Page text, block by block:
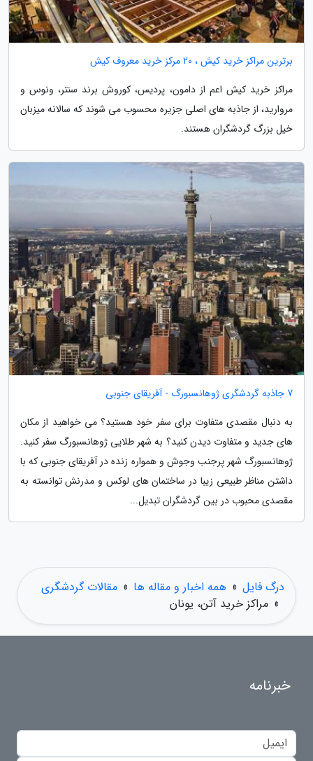
برترین مراکز خرید کیش ، 20 مرکز خرید معروف کیش
مراکز خرید کیش اعم از دامون، پردیس، کوروش برند سنتر، ونوس و
مروارید، از جاذبه های اصلی جزیره محسوب می شوند که سالانه میزبان
خیل بزرگ گردشگران هستند.
7 جاذبه گردشگری ژوهانسبورگ - آفریقای جنوبی
به دنبال مقصدی متفاوت برای سفر خود هستید؟ می خواهید از مکان
های جدید و متفاوت دیدن کنید؟ به شهر طلایی ژوهانسبورگ سفر کنید.
ژوهانسبورگ شهر پرجنب وجوش و همواره زنده در آفریقای جنوبی که با
داشتن مناظر طبیعی زیبا در ساختمان های لوکس و مدرنش توانسته به
مقصدی محبوب در بین گردشگران تبدیل...
درگ فایل » همه اخبار و مقاله ها » مقالات گردشگری
» مراکز خرید آتن، یونان
خبرنامه